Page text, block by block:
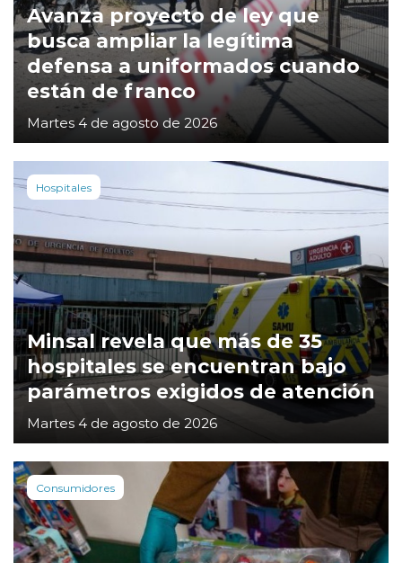
Avanza proyecto de ley que
busca ampliar la legítima
defensa a uniformados cuando
están de franco
Martes 4 de agosto de 2026
Hospitales
Minsal revela que más de 35
hospitales se encuentran bajo
parámetros exigidos de atención
Martes 4 de agosto de 2026
Consumidores